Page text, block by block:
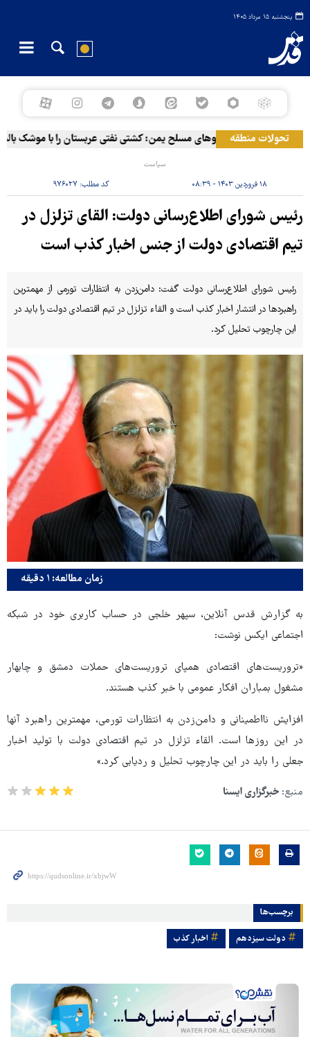
پنجشنبه ۱۵ مرداد ۱۴۰۵
تحولات منطقه
سخنگوی نیروهای مسلح یمن: کشتی نفتی عربستان را با موشک
سیاست
۱۸ فروردین ۱۴۰۳ - ۰۸:۳۹ کد مطلب:۹۷۶۰۲۷
رئیس شورای اطلاع‌رسانی دولت: القای تزلزل در
تیم اقتصادی دولت از جنس اخبار کذب است
رئیس شورای اطلاع‌رسانی دولت گفت: دامن‌زدن به انتظارات تورمی از مهمترین
راهبردها در انتشار اخبار کذب است و القاء تزلزل در تیم اقتصادی دولت را باید در
این چارچوب تحلیل کرد.
زمان مطالعه: ۱ دقیقه
به گزارش قدس آنلاین، سپهر خلجی در حساب کاربری خود در شبکه
اجتماعی ایکس نوشت:
«تروریست‌های اقتصادی همپای تروریست‌های حملات دمشق و چابهار
مشغول بمباران افکار عمومی با خبر کذب هستند.
افزایش نااطمینانی و دامن‌زدن به انتظارات تورمی، مهمترین راهبرد آنها
در این روزها است. القاء تزلزل در تیم اقتصادی دولت با تولید اخبار
جعلی را باید در این چارچوب تحلیل و ردیابی کرد.»
منبع: خبرگزاری ایسنا
برچسب‌ها
دولت سيزدهم اخبار کذب